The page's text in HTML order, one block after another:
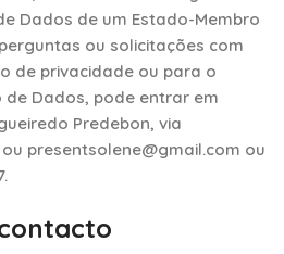
Dados de um Estado-Membro
ou solicitações com
de privacidade ou para o
de Dados, pode entrar em
Predebon, via
presentsolene@gmail.com ou